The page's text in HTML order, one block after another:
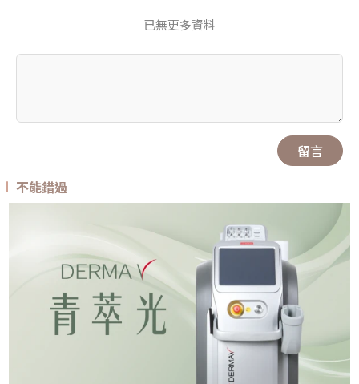
已無更多資料
留言
不能錯過